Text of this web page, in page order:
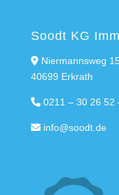
Soodt KG
Niermannsweg
40699 Erkrath
0211 – 30 26 52
info@soodt.de